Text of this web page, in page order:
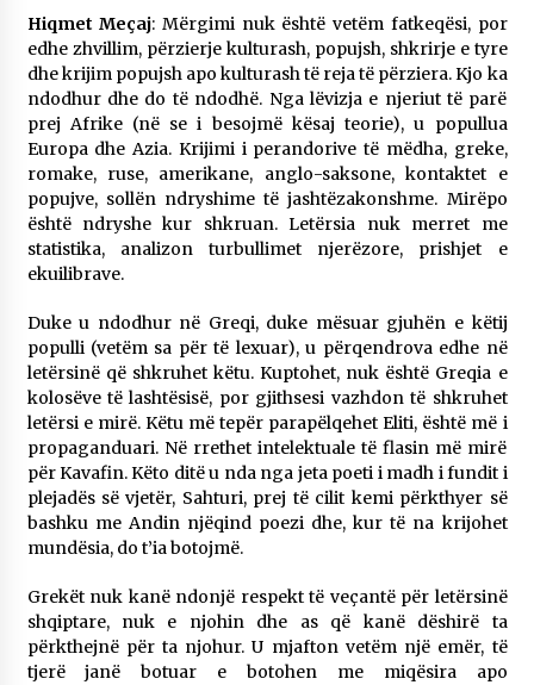
Hiqmet Meçaj: Mërgimi nuk është vetëm fatkeqësi, por
edhe zhvillim, përzierje kulturash, popujsh, shkrirje e tyre
dhe krijim popujsh apo kulturash të reja të përziera. Kjo ka
ndodhur dhe do të ndodhë. Nga lëvizja e njeriut të parë
prej Afrike (në se i besojmë kësaj teorie), u popullua
Europa dhe Azia. Krijimi i perandorive të mëdha, greke,
romake, ruse, amerikane, anglo-saksone, kontaktet e
popujve, sollën ndryshime të jashtëzakonshme. Mirëpo
është ndryshe kur shkruan. Letërsia nuk merret me
statistika, analizon turbullimet njerëzore, prishjet e
ekuilibrave.
Duke u ndodhur në Greqi, duke mësuar gjuhën e këtij
populli (vetëm sa për të lexuar), u përqendrova edhe në
letërsinë që shkruhet këtu. Kuptohet, nuk është Greqia e
kolosëve të lashtësisë, por gjithsesi vazhdon të shkruhet
letërsi e mirë. Këtu më tepër parapëlqehet Eliti, është më i
propaganduari. Në rrethet intelektuale të flasin më mirë
për Kavafin. Këto ditë u nda nga jeta poeti i madh i fundit i
plejadës së vjetër, Sahturi, prej të cilit kemi përkthyer së
bashku me Andin njëqind poezi dhe, kur të na krijohet
mundësia, do t’ia botojmë.
Grekët nuk kanë ndonjë respekt të veçantë për letërsinë
shqiptare, nuk e njohin dhe as që kanë dëshirë ta
përkthejnë për ta njohur. U mjafton vetëm një emër, të
tjerë janë botuar e botohen me miqësira apo